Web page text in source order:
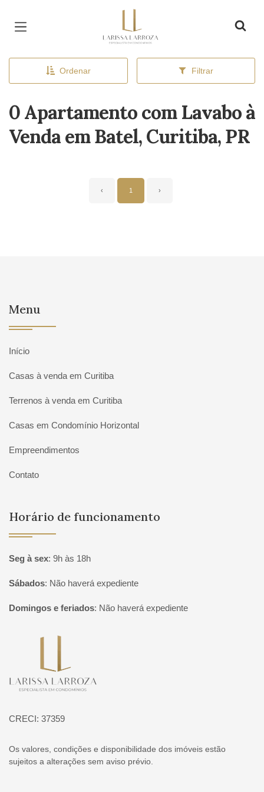
Ordenar Filtrar
0 Apartamento com Lavabo à
Venda em Batel, Curitiba, PR
‹ 1 ›
Menu
Início
Casas à venda em Curitiba
Terrenos à venda em Curitiba
Casas em Condomínio Horizontal
Empreendimentos
Contato
Horário de funcionamento
Seg à sex: 9h às 18h
Sábados: Não haverá expediente
Domingos e feriados: Não haverá expediente
CRECI: 37359
Os valores, condições e disponibilidade dos imóveis estão
sujeitos a alterações sem aviso prévio.